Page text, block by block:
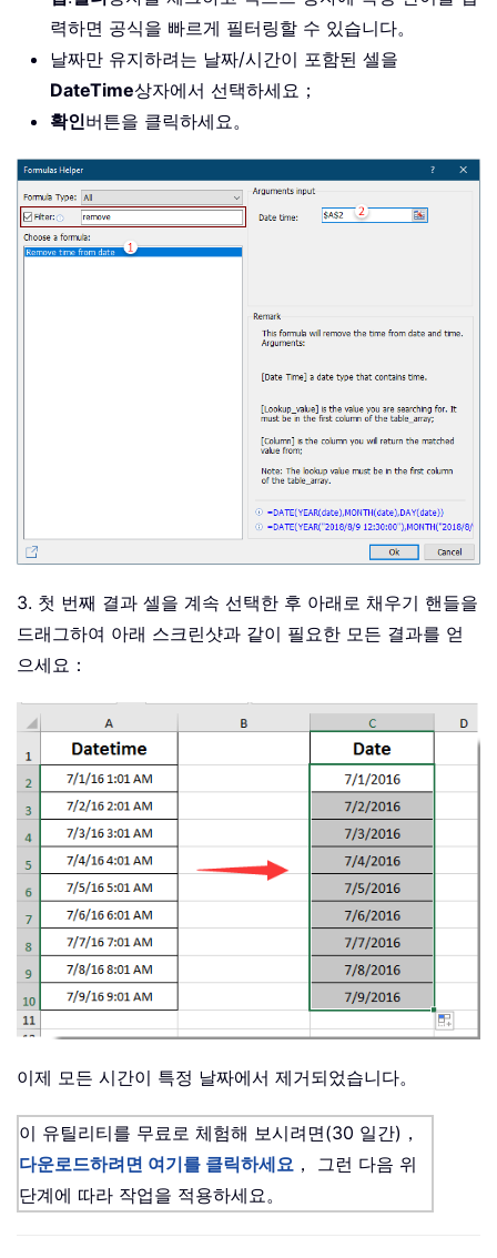
력하면 공식을 빠르게 필터링할 수 있습니다。
날짜만 유지하려는 날짜/시간이 포함된 셀을
DateTime상자에서 선택하세요；
확인버튼을 클릭하세요。
3. 첫 번째 결과 셀을 계속 선택한 후 아래로 채우기 핸들을
드래그하여 아래 스크린샷과 같이 필요한 모든 결과를 얻
으세요：
이제 모든 시간이 특정 날짜에서 제거되었습니다。
이 유틸리티를 무료로 체험해 보시려면(30 일간)，
다운로드하려면 여기를 클릭하세요 ， 그런 다음 위
단계에 따라 작업을 적용하세요。